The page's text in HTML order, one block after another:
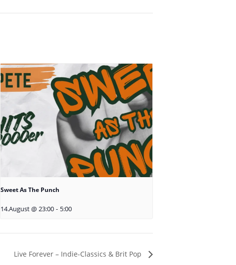
Sweet As The Punch
14.August @ 23:00 - 5:00
Live Forever – Indie-Classics & Brit Pop